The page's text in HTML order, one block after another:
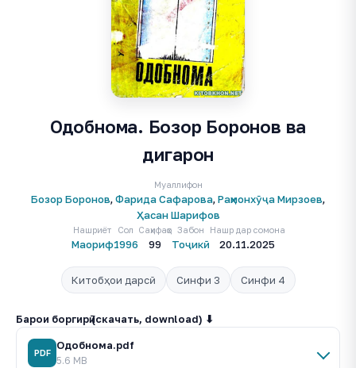
Барои боргирӣ (скачать, download) ⬇
PDF
Одобнома.pdf
5.6 MB
Одобнома. Бозор Боронов ва
дигарон
Муаллифон
Бозор Боронов,Фарида Сафарова,Раҳмонхӯҷа Мирзоев,
Ҳасан Шарифов
Нашриёт
Маориф
Сол
1996
Саҳифаҳо
99
Забон
Тоҷикӣ
Нашр дар сомона
20.11.2025
Китобҳои дарсӣ Синфи 3 Синфи 4